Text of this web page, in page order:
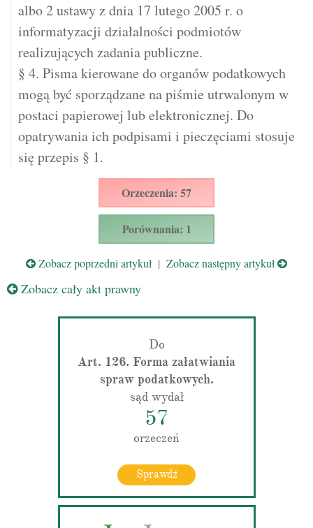
albo 2 ustawy z dnia 17 lutego 2005 r. o
informatyzacji działalności podmiotów
realizujących zadania publiczne.
§ 4. Pisma kierowane do organów podatkowych
mogą być sporządzane na piśmie utrwalonym w
postaci papierowej lub elektronicznej. Do
opatrywania ich podpisami i pieczęciami stosuje
się przepis § 1.
Orzeczenia: 57
Porównania: 1
Zobacz poprzedni artykuł | Zobacz następny artykuł
Zobacz cały akt prawny
Do
Art. 126. Forma załatwiania
spraw podatkowych.
sąd wydał
57
orzeczeń
Sprawdź